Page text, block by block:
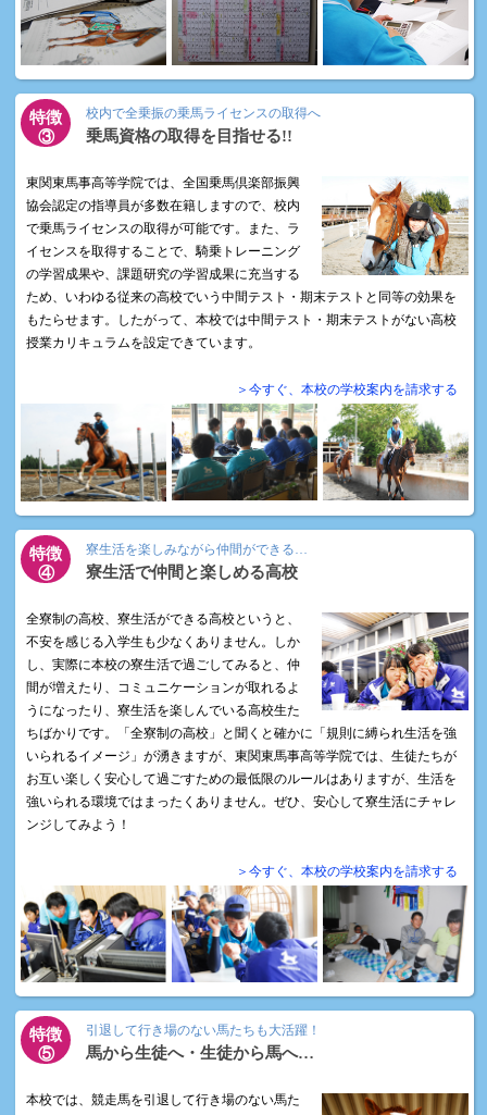
特徴
③
校内で全乗振の乗馬ライセンスの取得へ
乗馬資格の取得を目指せる!!
東関東馬事高等学院では、全国乗馬倶楽部振興
協会認定の指導員が多数在籍しますので、校内
で乗馬ライセンスの取得が可能です。また、ラ
イセンスを取得することで、騎乗トレーニング
の学習成果や、課題研究の学習成果に充当する
ため、いわゆる従来の高校でいう中間テスト・期末テストと同等の効果を
もたらせます。したがって、本校では中間テスト・期末テストがない高校
授業カリキュラムを設定できています。
＞今すぐ、本校の学校案内を請求する
特徴
④
寮生活を楽しみながら仲間ができる…
寮生活で仲間と楽しめる高校
全寮制の高校、寮生活ができる高校というと、
不安を感じる入学生も少なくありません。しか
し、実際に本校の寮生活で過ごしてみると、仲
間が増えたり、コミュニケーションが取れるよ
うになったり、寮生活を楽しんでいる高校生た
ちばかりです。「全寮制の高校」と聞くと確かに「規則に縛られ生活を強
いられるイメージ」が湧きますが、東関東馬事高等学院では、生徒たちが
お互い楽しく安心して過ごすための最低限のルールはありますが、生活を
強いられる環境ではまったくありません。ぜひ、安心して寮生活にチャレ
ンジしてみよう！
＞今すぐ、本校の学校案内を請求する
特徴
⑤
引退して行き場のない馬たちも大活躍！
馬から生徒へ・生徒から馬へ…
本校では、競走馬を引退して行き場のない馬た